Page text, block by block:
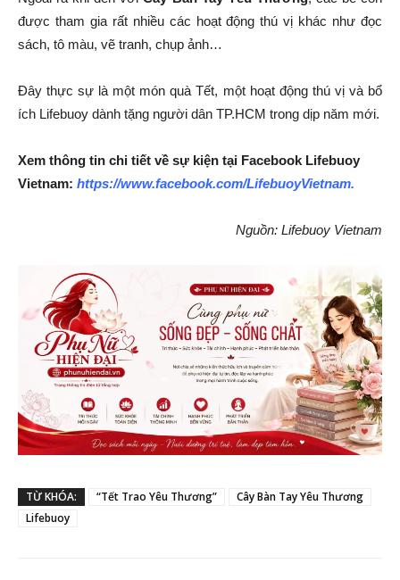
được tham gia rất nhiều các hoạt động thú vị khác như đọc
sách, tô màu, vẽ tranh, chụp ảnh…
Đây thực sự là một món quà Tết, một hoạt động thú vị và bổ
ích Lifebuoy dành tặng người dân TP.HCM trong dịp năm mới.
Xem thông tin chi tiết về sự kiện tại Facebook Lifebuoy
Vietnam: https://www.facebook.com/LifebuoyVietnam.
Nguồn: Lifebuoy Vietnam
TỪ KHÓA: “Tết Trao Yêu Thương”
Cây Bàn Tay Yêu Thương
Lifebuoy